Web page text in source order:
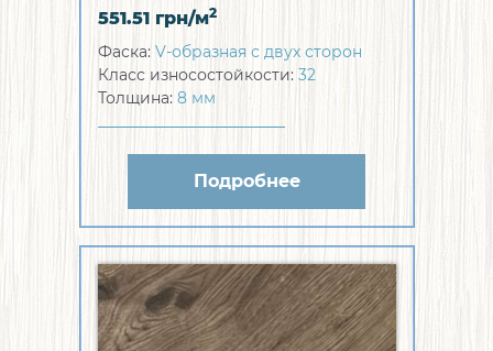
551.51 грн/м2
Фаска: V-образная с двух сторон
Класс износостойкости: 32
Толщина: 8 мм
Подробнее